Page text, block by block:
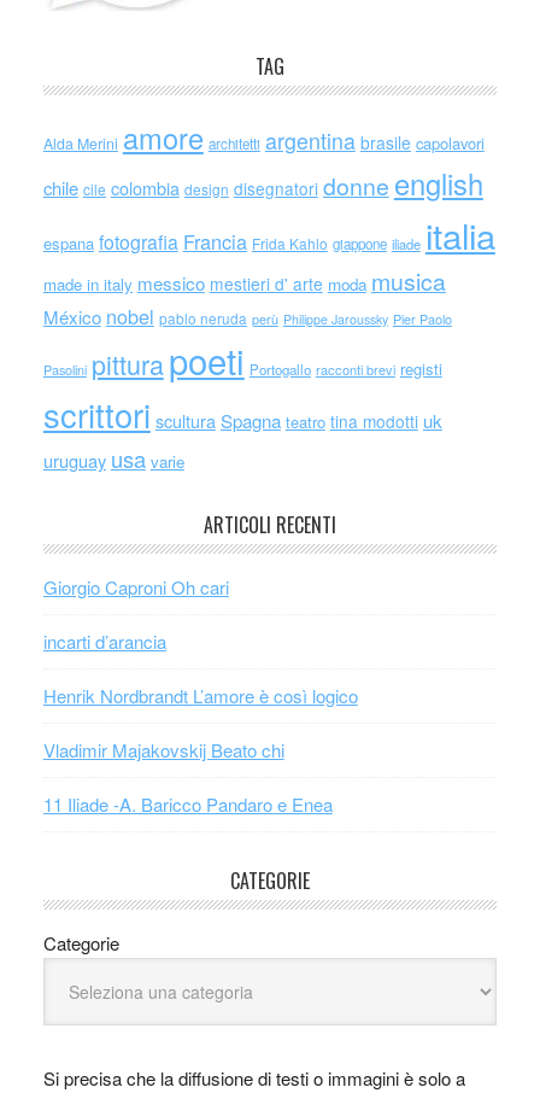
TAG
Alda Merini amore architetti argentina brasile capolavori
chile cile colombia design disegnatori donne english
espana fotografia Francia Frida Kahlo giappone iliade italia
made in italy messico mestieri d' arte moda musica
México nobel pablo neruda perù Philippe Jaroussky Pier Paolo
Pasolini pitturapoeti Portogallo racconti brevi registi
scrittori scultura Spagna teatro tina modotti uk
uruguay usa varie
ARTICOLI RECENTI
Giorgio Caproni Oh cari
incarti d’arancia
Henrik Nordbrandt L’amore è così logico
Vladimir Majakovskij Beato chi
11 Iliade -A. Baricco Pandaro e Enea
CATEGORIE
Categorie
Si precisa che la diffusione di testi o immagini è solo a